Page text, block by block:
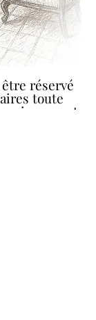
réservé
toute
uniquement.